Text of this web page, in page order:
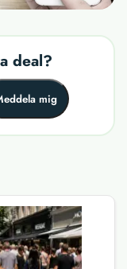
deal?
mig